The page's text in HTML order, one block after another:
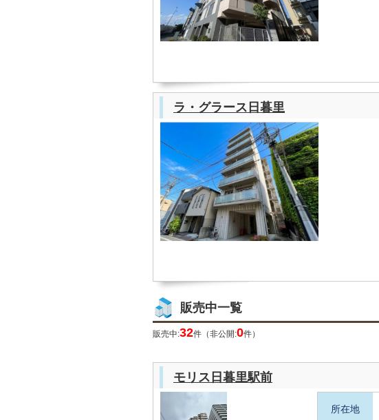
ラ・グラース日暮里
販売中一覧
販売中:32件（非公開:0件）
モリス日暮里駅前
所在地